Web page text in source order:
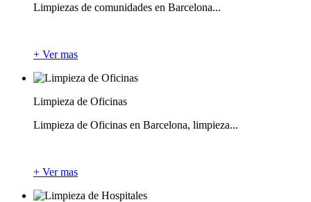
Limpiezas de comunidades en Barcelona...
+ Ver mas
Limpieza de Oficinas
Limpieza de Oficinas en Barcelona, limpieza...
+ Ver mas